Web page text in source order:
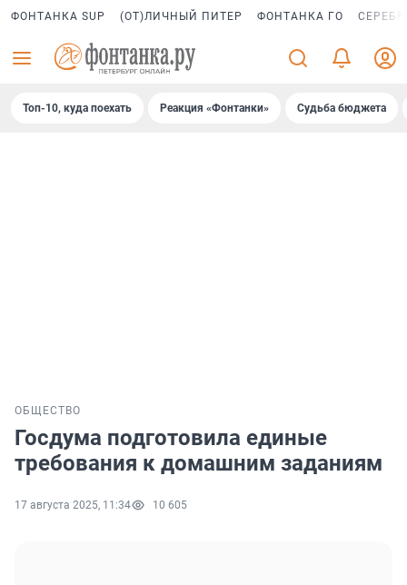
ФОНТАНКА SUP (ОТ)ЛИЧНЫЙ ПИТЕР ФОНТАНКА ГО
Топ-10, куда поехать Реакция «Фонтанки» Судьба бюджета
ОБЩЕСТВО
Госдума подготовила единые
требования к домашним заданиям
17 августа 2025, 11:34 10 605